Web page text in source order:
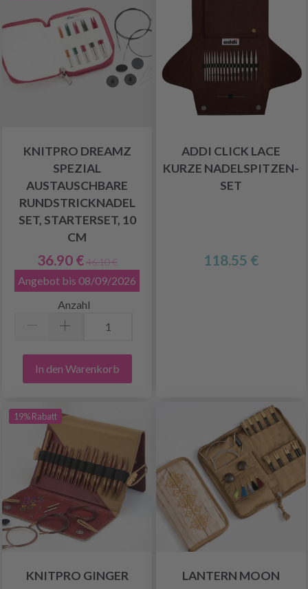
KNITPRO DREAMZ
SPEZIAL
AUSTAUSCHBARE
RUNDSTRICKNADEL
SET, STARTERSET, 10
CM
36.90 € 46.10 €
Angebot bis 08/09/2026
Anzahl
In den Warenkorb
ADDI CLICK LACE
KURZE NADELSPITZEN-
SET
118.55 €
19% Rabatt
KNITPRO GINGER
LANTERN MOON